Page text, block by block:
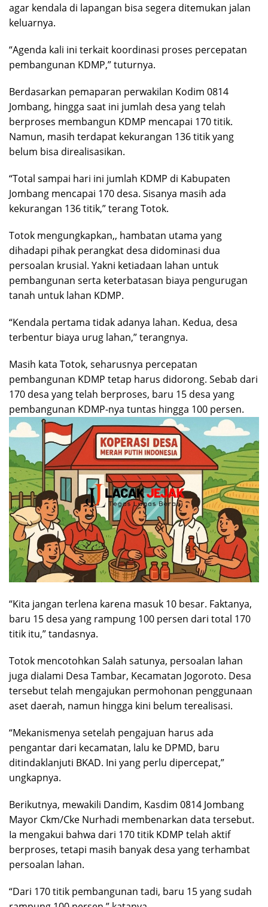
agar kendala di lapangan bisa segera ditemukan jalan
keluarnya.
“Agenda kali ini terkait koordinasi proses percepatan
pembangunan KDMP,” tuturnya.
Berdasarkan pemaparan perwakilan Kodim 0814
Jombang, hingga saat ini jumlah desa yang telah
berproses membangun KDMP mencapai 170 titik.
Namun, masih terdapat kekurangan 136 titik yang
belum bisa direalisasikan.
“Total sampai hari ini jumlah KDMP di Kabupaten
Jombang mencapai 170 desa. Sisanya masih ada
kekurangan 136 titik,” terang Totok.
Totok mengungkapkan,, hambatan utama yang
dihadapi pihak perangkat desa didominasi dua
persoalan krusial. Yakni ketiadaan lahan untuk
pembangunan serta keterbatasan biaya pengurugan
tanah untuk lahan KDMP.
“Kendala pertama tidak adanya lahan. Kedua, desa
terbentur biaya urug lahan,” terangnya.
Masih kata Totok, seharusnya percepatan
pembangunan KDMP tetap harus didorong. Sebab dari
170 desa yang telah berproses, baru 15 desa yang
pembangunan KDMP-nya tuntas hingga 100 persen.
“Kita jangan terlena karena masuk 10 besar. Faktanya,
baru 15 desa yang rampung 100 persen dari total 170
titik itu,” tandasnya.
Totok mencotohkan Salah satunya, persoalan lahan
juga dialami Desa Tambar, Kecamatan Jogoroto. Desa
tersebut telah mengajukan permohonan penggunaan
aset daerah, namun hingga kini belum terealisasi.
“Mekanismenya setelah pengajuan harus ada
pengantar dari kecamatan, lalu ke DPMD, baru
ditindaklanjuti BKAD. Ini yang perlu dipercepat,”
ungkapnya.
Berikutnya, mewakili Dandim, Kasdim 0814 Jombang
Mayor Ckm/Cke Nurhadi membenarkan data tersebut.
Ia mengakui bahwa dari 170 titik KDMP telah aktif
berproses, tetapi masih banyak desa yang terhambat
persoalan lahan.
“Dari 170 titik pembangunan tadi, baru 15 yang sudah